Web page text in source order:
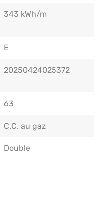
343 kWh/m
E
20250424025372
63
C.C. au gaz
Double